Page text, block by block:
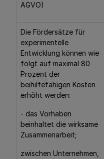
AGVO)
Die Fördersätze für
experimentelle
Entwicklung können wie
folgt auf maximal 80
Prozent der
beihilfefähigen Kosten
erhöht werden:
- das Vorhaben
beinhaltet die wirksame
Zusammenarbeit;
zwischen Unternehmen,